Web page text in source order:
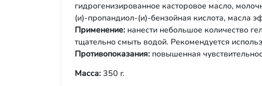
гидрогенизированное касторовое масло,
(и)-пропандиол-(и)-бензойная кислота, масла
Применение: нанести небольшое количество
тщательно смыть водой. Рекомендуется
Противопоказания: повышенная
Масса: 350 г.